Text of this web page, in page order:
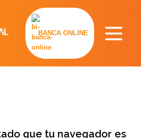
que tu navegador es
BANCA ONLINE